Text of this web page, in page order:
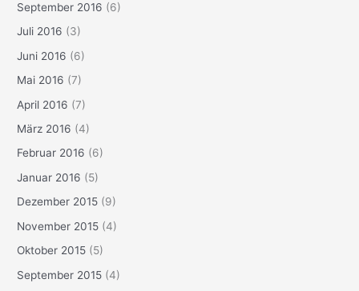
September 2016 (6)
Juli 2016 (3)
Juni 2016 (6)
Mai 2016 (7)
April 2016 (7)
März 2016 (4)
Februar 2016 (6)
Januar 2016 (5)
Dezember 2015 (9)
November 2015 (4)
Oktober 2015 (5)
September 2015 (4)